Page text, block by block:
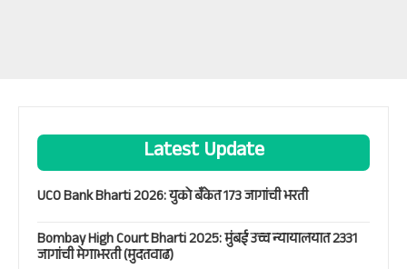
Latest Update
UCO Bank Bharti 2026: युको बँकेत 173 जागांची भरती
Bombay High Court Bharti 2025: मुंबई उच्च न्यायालयात 2331
जागांची मेगाभरती (मुदतवाढ)